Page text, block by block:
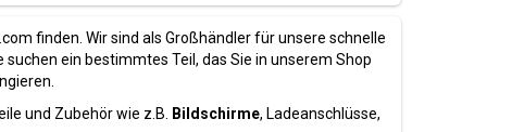
finden. Wir sind als Großhändler für unsere schnelle
suchen ein bestimmtes Teil, das Sie in unserem Shop
und Zubehör wie z.B.
Bildschirme, Ladeanschlüsse,